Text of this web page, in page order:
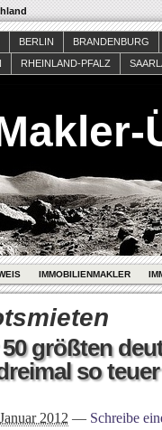
BERLIN
BRANDENBURG
RHEINLAND-PFALZ
IMMOBILIENMAKLER
größten
so
2012 — Schreibe